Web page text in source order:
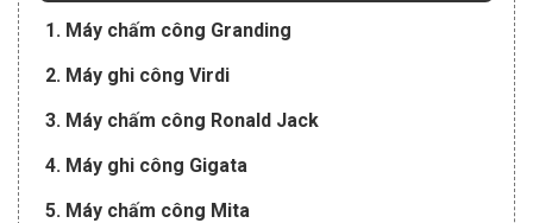
1. Máy chấm công Granding
2. Máy ghi công Virdi
3. Máy chấm công Ronald Jack
4. Máy ghi công Gigata
5. Máy chấm công Mita